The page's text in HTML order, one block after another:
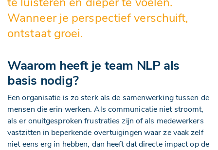
Wanneer je perspectief verschuift,
ontstaat groei.
Waarom heeft je team NLP als
basis nodig?
Een organisatie is zo sterk als de samenwerking tussen de
mensen die erin werken. Als communicatie niet stroomt,
als er onuitgesproken frustraties zijn of als medewerkers
vastzitten in beperkende overtuigingen waar ze vaak zelf
niet eens erg in hebben, dan heeft dat directe impact op de